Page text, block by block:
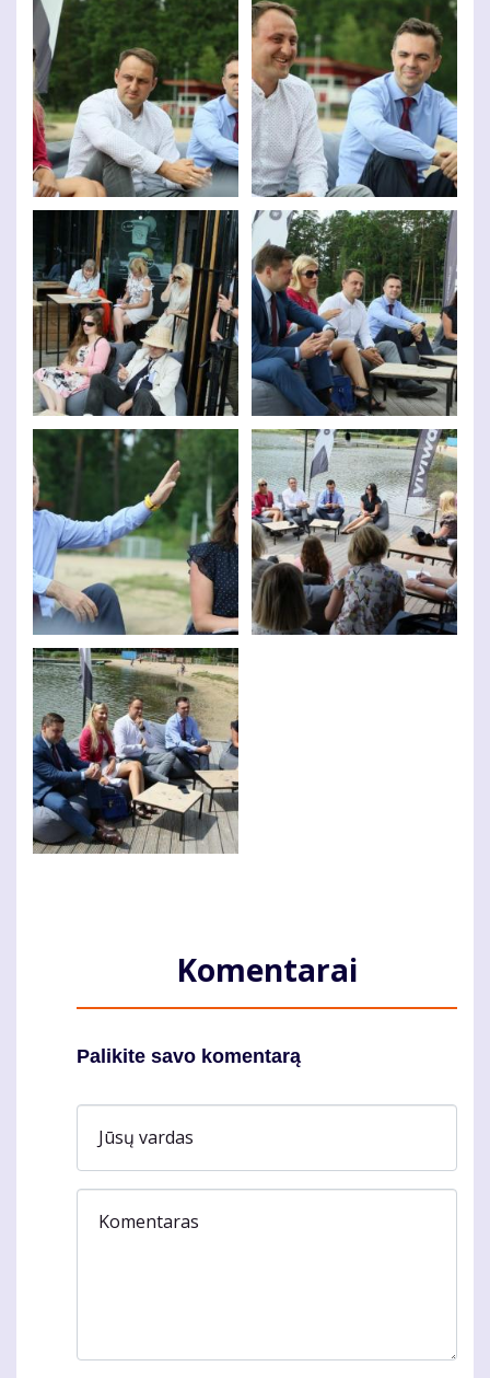
Komentarai
Palikite savo komentarą
Jūsų vardas
Komentaras